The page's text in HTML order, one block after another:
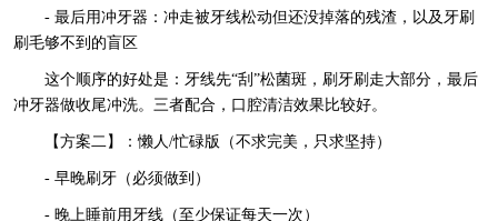
- 最后用冲牙器：冲走被牙线松动但还没掉落的残渣，以及牙刷
刷毛够不到的盲区
这个顺序的好处是：牙线先“刮”松菌斑，刷牙刷走大部分，最后
冲牙器做收尾冲洗。三者配合，口腔清洁效果比较好。
【方案二】：懒人/忙碌版（不求完美，只求坚持）
- 早晚刷牙（必须做到）
- 晚上睡前用牙线（至少保证每天一次）